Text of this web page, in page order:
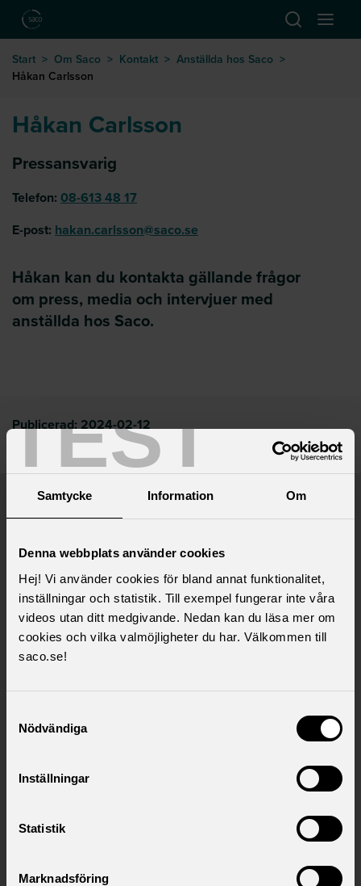
TEST
Samtycke Information Om
Denna webbplats använder cookies
Hej! Vi använder cookies för bland annat funktionalitet,
inställningar och statistik. Till exempel fungerar inte våra
videos utan ditt medgivande. Nedan kan du läsa mer om
cookies och vilka valmöjligheter du har. Välkommen till
saco.se!
Nödvändiga
Inställningar
Statistik
Marknadsföring
Hoppa till huvudinnehåll Öppna
Start > Om Saco > Kontakt > Anställda hos Saco >
Håkan Carlsson
Håkan Carlsson
Pressansvarig
Telefon: 08-613 48 17
E-post: hakan.carlsson@saco.se
Håkan kan du kontakta gällande frågor
om press, media och intervjuer med
anställda hos Saco.
Publicerad:2024-02-12
Senast uppdaterad:2025-06-18
Saco samlar 21 svenska
akademikerförbund